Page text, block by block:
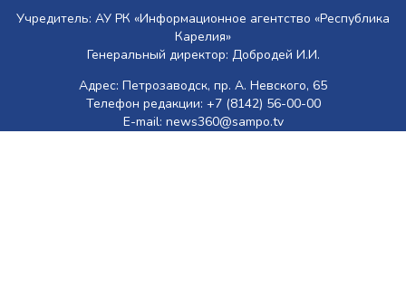
Учредитель: АУ РК «Информационное агентство «Республика
Карелия»
Генеральный директор: Добродей И.И.
Адрес: Петрозаводск, пр. А. Невского, 65
Телефон редакции: +7 (8142) 56-00-00
E-mail: news360@sampo.tv